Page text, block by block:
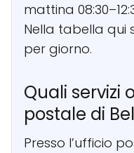
mattina
Nella tabella qui
per giorno.
Quali servizi
postale di
Presso l’ufficio